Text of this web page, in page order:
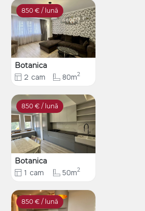
850 € / lună
Botanica
2 cam 80m2
850 € / lună
Botanica
1 cam 50m2
850 € / lună